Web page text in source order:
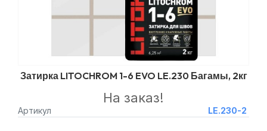
Затирка LITOCHROM 1-6 EVO LE.230 Багамы, 2кг
Артикул LE.230-2
На заказ!